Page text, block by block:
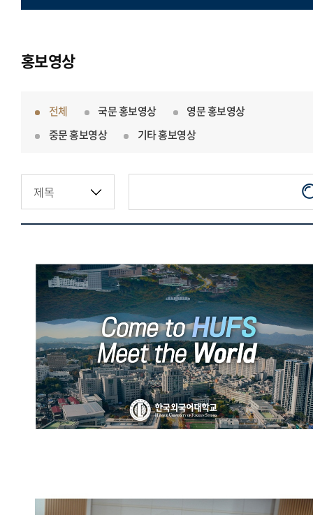
홍보영상
전체 국문 홍보영상
영문 홍보영상
중문 홍보영상
기타 홍보영상
한국외국어대학교 오피셜영상
(국문)